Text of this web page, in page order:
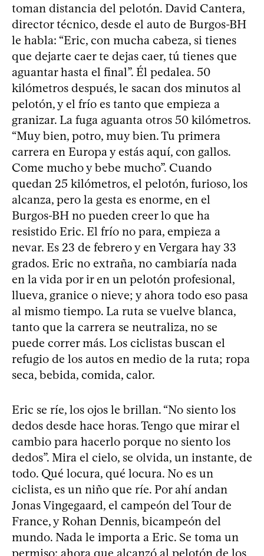
toman distancia del pelotón. David Cantera,
director técnico, desde el auto de Burgos-BH
le habla: “Eric, con mucha cabeza, si tienes
que dejarte caer te dejas caer, tú tienes que
aguantar hasta el final”. Él pedalea. 50
kilómetros después, le sacan dos minutos al
pelotón, y el frío es tanto que empieza a
granizar. La fuga aguanta otros 50 kilómetros.
“Muy bien, potro, muy bien. Tu primera
carrera en Europa y estás aquí, con gallos.
Come mucho y bebe mucho”. Cuando
quedan 25 kilómetros, el pelotón, furioso, los
alcanza, pero la gesta es enorme, en el
Burgos-BH no pueden creer lo que ha
resistido Eric. El frío no para, empieza a
nevar. Es 23 de febrero y en Vergara hay 33
grados. Eric no extraña, no cambiaría nada
en la vida por ir en un pelotón profesional,
llueva, granice o nieve; y ahora todo eso pasa
al mismo tiempo. La ruta se vuelve blanca,
tanto que la carrera se neutraliza, no se
puede correr más. Los ciclistas buscan el
refugio de los autos en medio de la ruta; ropa
seca, bebida, comida, calor.
Eric se ríe, los ojos le brillan. “No siento los
dedos desde hace horas. Tengo que mirar el
cambio para hacerlo porque no siento los
dedos”. Mira el cielo, se olvida, un instante, de
todo. Qué locura, qué locura. No es un
ciclista, es un niño que ríe. Por ahí andan
Jonas Vingegaard, el campeón del Tour de
France, y Rohan Dennis, bicampeón del
mundo. Nada le importa a Eric. Se toma un
permiso: ahora que alcanzó al pelotón de los